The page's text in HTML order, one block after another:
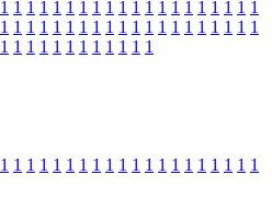
1 1 1 1 1 1 1 1 1 1 1 1 1 1 1 1 1 1 1 1
1 1 1 1 1 1 1 1 1 1 1 1 1 1 1 1 1 1 1 1
1 1 1 1 1 1 1 1 1 1 1 1
1 1 1 1 1 1 1 1 1 1 1 1 1 1 1 1 1 1 1 1